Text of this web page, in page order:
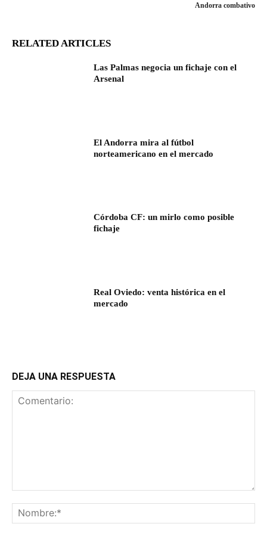
Andorra combativo
RELATED ARTICLES
Las Palmas negocia un fichaje con el
Arsenal
El Andorra mira al fútbol
norteamericano en el mercado
Córdoba CF: un mirlo como posible
fichaje
Real Oviedo: venta histórica en el
mercado
DEJA UNA RESPUESTA